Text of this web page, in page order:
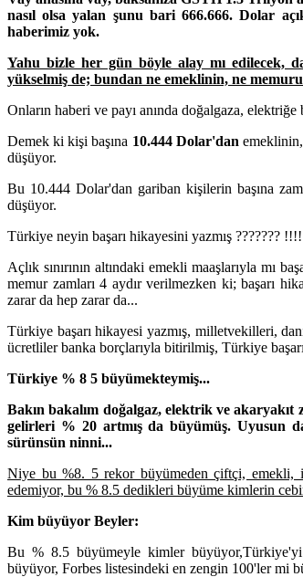
nasıl olsa yalan şunu bari 666.666. Dolar
haberimiz yok.
Yahu bizle her gün böyle alay mı edilecek,
yükselmiş de; bundan ne emeklinin, ne
Onların haberi ve payı anında doğalgaza,
Demek ki kişi başına 10.444 Dolar'dan
düşüyor.
Bu 10.444 Dolar'dan gariban kişilerin başına
düşüyor.
Türkiye neyin başarı hikayesini yazmış ???????
Açlık sınırının altındaki emekli maaşlarıyla mı
memur zamları 4 aydır verilmezken ki; başarı
zarar da hep zarar da...
Türkiye başarı hikayesi yazmış, milletvekilleri,
ücretliler banka borçlarıyla bitirilmiş, Türkiye
Türkiye % 8 5 büyümekteymiş...
Bakın bakalım doğalgaz, elektrik ve akaryakıt
gelirleri % 20 artmış da büyümüş. Uyusun
sürünsün ninni...
Niye bu %8. 5 rekor büyümeden çiftçi, emekli,
edemiyor, bu % 8.5 dedikleri büyüme kimlerin
Kim büyüyor Beyler:
Bu % 8.5 büyümeyle kimler
büyüyor, Forbes listesindeki en zengin 100'ler mi